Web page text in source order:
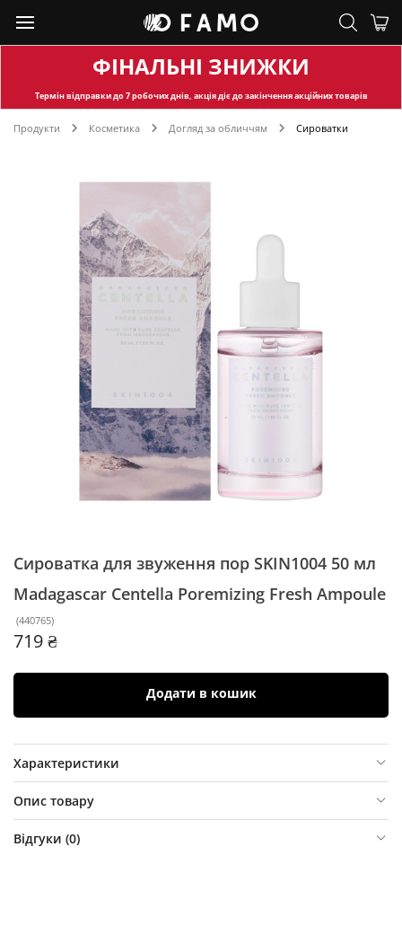
ФІНАЛЬНІ ЗНИЖКИ
Термін відправкидо 7 робочих днів, акція діє до закінчення акційних товарів
Продукти Косметика Догляд за обличчям Сироватки
Сироватка для звуження пор SKIN1004 50 мл
Madagascar Centella Poremizing Fresh Ampoule
(440765)
719 ₴
Додати в кошик
Характеристики
Опис товару
Відгуки (0)